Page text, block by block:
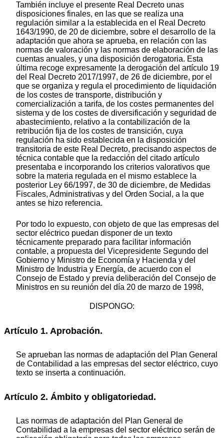
También incluye el presente Real Decreto unas
disposiciones finales, en las que se realiza una
regulación similar a la establecida en el Real Decreto
1643/1990, de 20 de diciembre, sobre el desarrollo de la
adaptación que ahora se aprueba, en relación con las
normas de valoración y las normas de elaboración de las
cuentas anuales, y una disposición derogatoria. Esta
última recoge expresamente la derogación del artículo 19
del Real Decreto 2017/1997, de 26 de diciembre, por el
que se organiza y regula el procedimiento de liquidación
de los costes de transporte, distribución y
comercialización a tarifa, de los costes permanentes del
sistema y de los costes de diversificación y seguridad de
abastecimiento, relativo a la contabilización de la
retribución fija de los costes de transición, cuya
regulación ha sido establecida en la disposición
transitoria de este Real Decreto, precisando aspectos de
técnica contable que la redacción del citado artículo
presentaba e incorporando los criterios valorativos que
sobre la materia regulada en el mismo establece la
posterior Ley 66/1997, de 30 de diciembre, de Medidas
Fiscales, Administrativas y del Orden Social, a la que
antes se hizo referencia.
Por todo lo expuesto, con objeto de que las empresas del
sector eléctrico puedan disponer de un texto
técnicamente preparado para facilitar información
contable, a propuesta del Vicepresidente Segundo del
Gobierno y Ministro de Economía y Hacienda y del
Ministro de Industria y Energía, de acuerdo con el
Consejo de Estado y previa deliberación del Consejo de
Ministros en su reunión del día 20 de marzo de 1998,
DISPONGO:
Artículo 1. Aprobación.
Se aprueban las normas de adaptación del Plan General
de Contabilidad a las empresas del sector eléctrico, cuyo
texto se inserta a continuación.
Artículo 2. Ámbito y obligatoriedad.
Las normas de adaptación del Plan General de
Contabilidad a la empresas del sector eléctrico serán de